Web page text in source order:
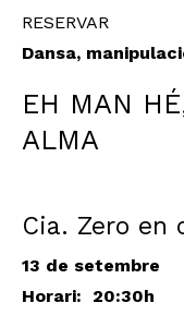
RESERVAR
Dansa,
EH MAN
ALMA
Cia. Zero en
13 de setembre
Horari: 20:30h